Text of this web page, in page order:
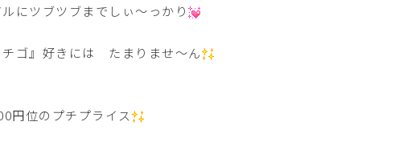
ルにツブツブまでしぃ～っかり
チゴ』好きには たまりませ～ん
円位のプチプライス